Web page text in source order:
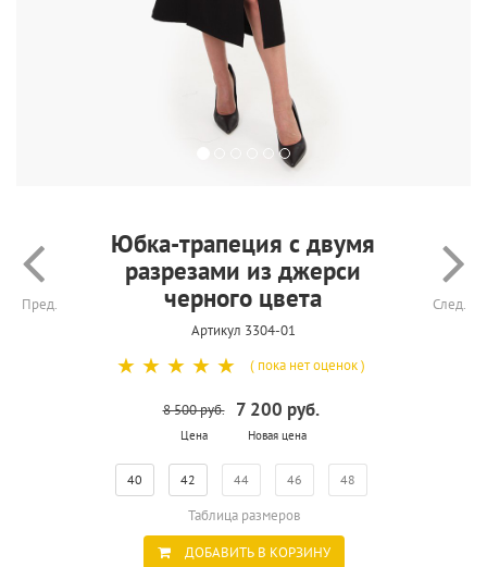
Пред.
Юбка-трапеция с двумя
разрезами из джерси
черного цвета
Артикул 3304-01
След.
☆
☆
☆
☆
☆ ( пока нет оценок )
8 500 руб.
Цена
7 200 руб.
Новая цена
40 42 44 46 48
Таблица размеров
ДОБАВИТЬ В КОРЗИНУ